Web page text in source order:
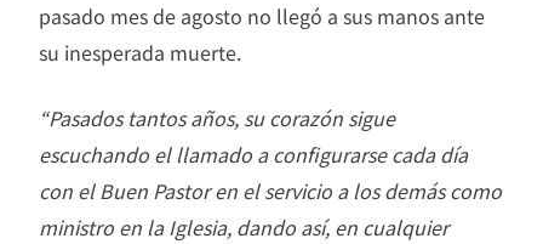
pasado mes de agosto no llegó a sus manos ante
su inesperada muerte.
“Pasados tantos años, su corazón sigue
escuchando el llamado a configurarse cada día
con el Buen Pastor en el servicio a los demás como
ministro en la Iglesia, dando así, en cualquier